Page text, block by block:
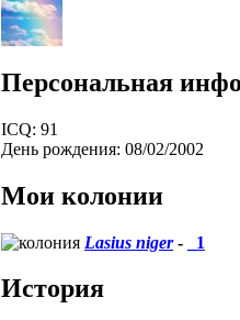
Персональная
ICQ: 91
День рождения: 08/02/2002
Мои колонии
Lasius niger- _1
История